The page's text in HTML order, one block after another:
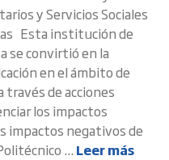
y Servicios Sociales
Esta institución de
se convirtió en la
en el ámbito de
través de acciones
los impactos
impactos negativos de
... Leer más